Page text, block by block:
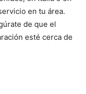
en tu área.
de que el
esté cerca de